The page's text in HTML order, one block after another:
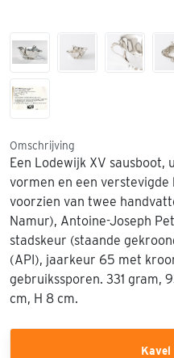
Omschrijving
Een Lodewijk XV
vormen en een verstevigde
voorzien van twee
Namur), Antoine-Joseph
stadskeur (staande
(API), jaarkeur 65 met
gebruikssporen. 331 gram,
cm, H 8 cm.